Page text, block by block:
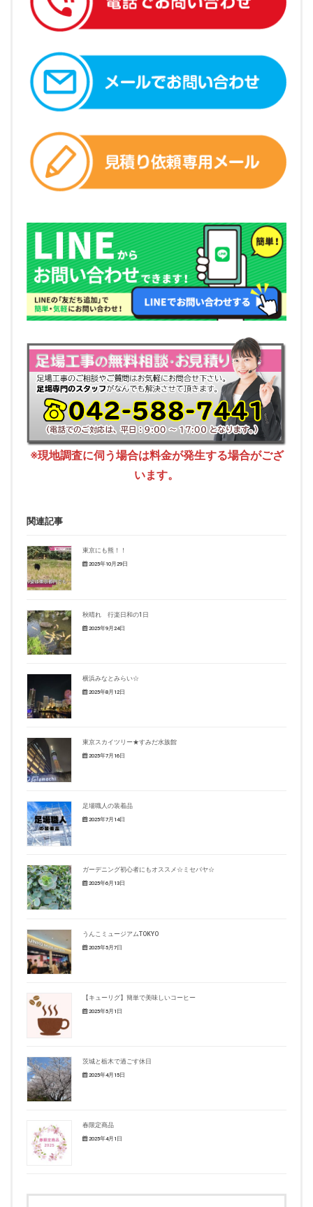
※現地調査に伺う場合は料金が発生する場合がござ
います。
関連記事
東京にも熊！！
2025年10月29日
秋晴れ 行楽日和の1日
2025年9月24日
横浜みなとみらい☆
2025年8月12日
東京スカイツリー★すみだ水族館
2025年7月16日
足場職人の装着品
2025年7月14日
ガーデニング初心者にもオススメ☆ミセバヤ☆
2025年6月13日
うんこミュージアムTOKYO
2025年5月7日
【キューリグ】簡単で美味しいコーヒー
2025年5月1日
茨城と栃木で過ごす休日
2025年4月15日
春限定商品
2025年4月1日